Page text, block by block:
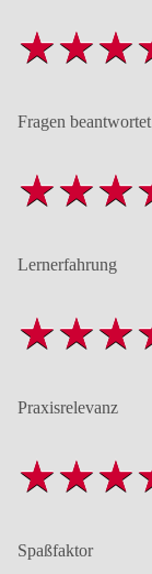
Fragen beantwortet
Lernerfahrung
Praxisrelevanz
Spaßfaktor